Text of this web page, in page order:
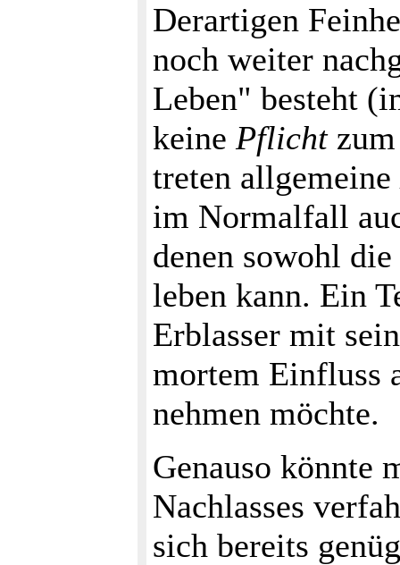
Derartigen
noch weiter
Leben" besteht
keine Pflichtzum
treten allgemeine
im Normalfall
denen sowohl
leben kann. Ein
Erblasser mit
mortem Einfluss
nehmen möchte.
Genauso könnte
Nachlasses
sich bereits